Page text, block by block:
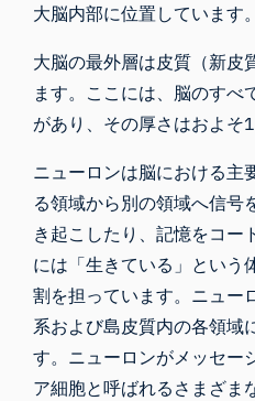
大脳内部に位置しています。
大脳の最外層は皮質（新皮
ます。ここには、脳のすべ
があり、その厚さはおよそ
ニューロンは脳における主
る領域から別の領域へ信号
き起こしたり、記憶をコー
には「生きている」という
割を担っています。ニュー
系および島皮質内の各領域
す。ニューロンがメッセー
ア細胞と呼ばれるさまざま